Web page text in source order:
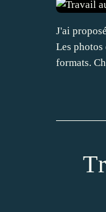
J'ai
Les photos
formats.